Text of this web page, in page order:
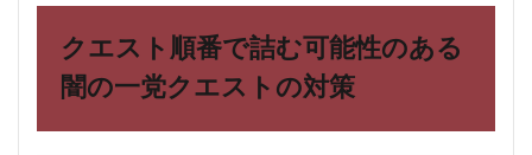
クエスト順番で詰む可能性のある
闇の一党クエストの対策